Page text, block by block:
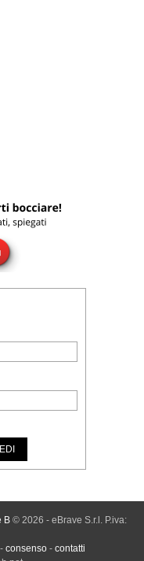
B© 2026 - eBrave S.r.l. P.iva:
- consenso - contatti